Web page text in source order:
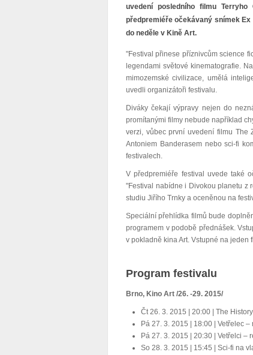
uvedení posledního filmu
předpremiéře očekávaný snímek
do neděle v Kině Art.
"Festival přinese příznivcům science
legendami světové kinematografie.
mimozemské civilizace, umělá
uvedli organizátoři festivalu.
Diváky čekají výpravy nejen do
promítanými filmy nebude například
verzi, vůbec první uvedení filmu The
Antoniem Banderasem nebo sci-fi
festivalech.
V předpremiéře festival uvede také
"Festival nabídne i Divokou planetu z
studiu Jiřího Trnky a oceněnou na
Speciální přehlídka filmů bude
programem v podobě přednášek.
v pokladně kina Art. Vstupné na jeden
Program festivalu
Brno, Kino Art /26. -29. 2015/
Čt 26. 3. 2015 | 20:00 | The
Pá 27. 3. 2015 | 18:00 | Vetřelec
Pá 27. 3. 2015 | 20:30 | Vetřelci –
So 28. 3. 2015 | 15:45 | Sci-fi na